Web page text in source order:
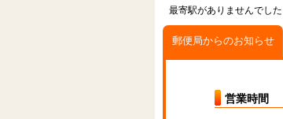
最寄駅がありませんでした
郵便局からのお知らせ
営業時間